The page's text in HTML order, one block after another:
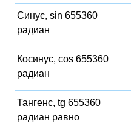
Синус, sin 655360
радиан
Косинус, cos 655360
радиан
Тангенс, tg 655360
радиан равно